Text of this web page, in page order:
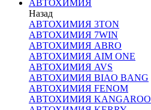
АВТОХИМИЯ
Назад
АВТОХИМИЯ 3TON
АВТОХИМИЯ 7WIN
АВТОХИМИЯ ABRO
АВТОХИМИЯ AIM ONE
АВТОХИМИЯ AVS
АВТОХИМИЯ BIAO BANG
АВТОХИМИЯ FENOM
АВТОХИМИЯ KANGAROO